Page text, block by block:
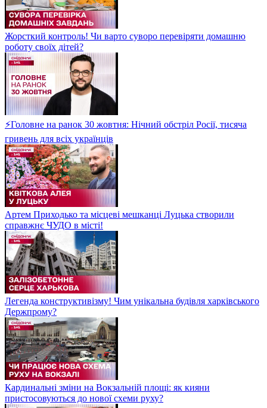
Жорсткий контроль! Чи варто суворо перевіряти домашню
роботу своїх дітей?
⚡Головне на ранок 30 жовтня: Нічний обстріл Росії, тисяча
гривень для всіх українців
Артем Приходько та місцеві мешканці Луцька створили
справжнє ЧУДО в місті!
Легенда конструктивізму! Чим унікальна будівля харківського
Держпрому?
Кардинальні зміни на Вокзальній площі: як кияни
пристосовуються до нової схеми руху?